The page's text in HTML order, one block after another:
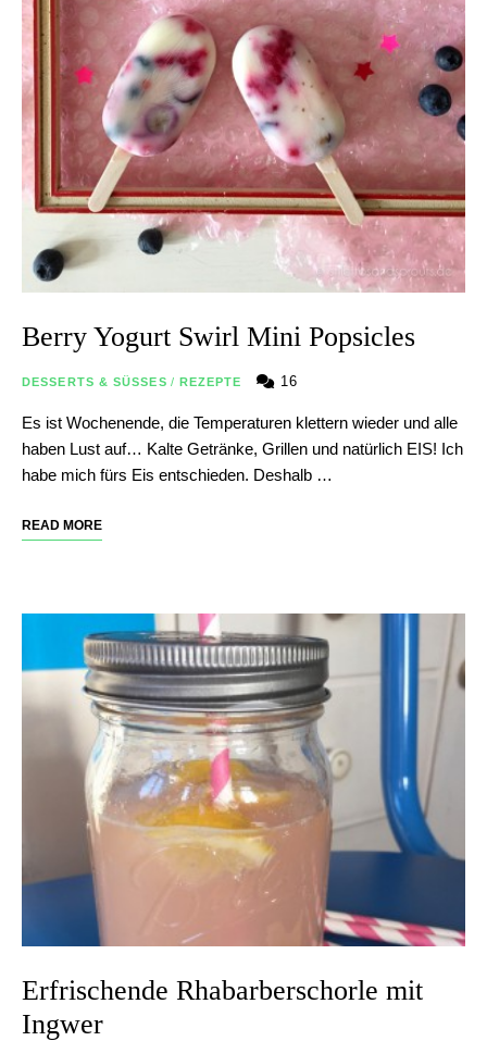
Berry Yogurt Swirl Mini Popsicles
DESSERTS & SÜSSES / REZEPTE 16
Es ist Wochenende, die Temperaturen klettern wieder und alle
haben Lust auf… Kalte Getränke, Grillen und natürlich EIS! Ich
habe mich fürs Eis entschieden. Deshalb …
READ MORE
Erfrischende Rhabarberschorle mit
Ingwer